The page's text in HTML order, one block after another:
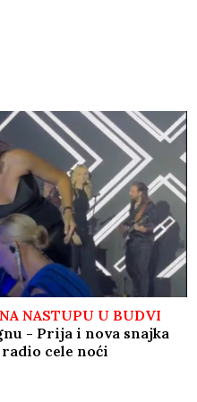
Golubović umalo
venčanje, a onda
i doživeo ŠOK
odbio da slika! Kada